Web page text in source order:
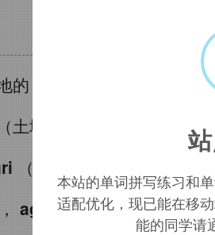
的；耕地的；有关土地的
（土地）+
（形容词后缀
（土地）←原始印欧语
agriculture（农业），
本站的单词拼写练习和
适配优化，现已能在移
能的同学请